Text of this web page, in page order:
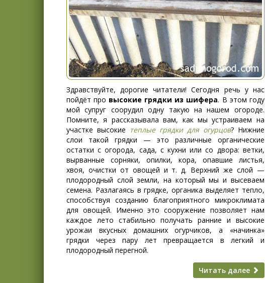
Здравствуйте, дорогие читатели! Сегодня речь у нас
пойдёт про высокие грядки из шифера. В этом году
мой супруг соорудил одну такую на нашем огороде.
Помните, я рассказывала вам, как мы устраиваем на
участке высокие теплые грядки для огурцов? Нижние
слои такой грядки — это различные органические
остатки с огорода, сада, с кухни или со двора: ветки,
вырванные сорняки, опилки, кора, опавшие листья,
хвоя, очистки от овощей и т. д. Верхний же слой —
плодородный слой земли, на который мы и высеваем
семена. Разлагаясь в грядке, органика выделяет тепло,
способствуя созданию благоприятного микроклимата
для овощей. Именно это сооружение позволяет нам
каждое лето стабильно получать ранние и высокие
урожаи вкусных домашних огурчиков, а «начинка»
грядки через пару лет превращается в легкий и
плодородный перегной.
Читать далее